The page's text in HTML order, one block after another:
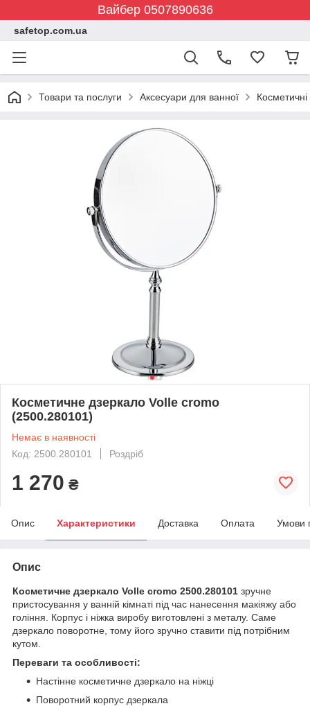
Вайбер 0507890636
safetop.com.ua
Товари та послуги Аксесуари для ванної
Косметичне дзеркало Volle cromo
(2500.280101)
Немає в наявності
Код: 2500.280101
Роздріб
1 270 ₴
Опис Характеристики Доставка Оплата Умови
Опис
Косметичне дзеркало Volle cromo 2500.280101 зручне
пристосування у ванній кімнаті під час нанесення макіяжу або
гоління. Корпус і ніжка виробу виготовлені з металу. Саме
дзеркало поворотне, тому його зручно ставити під потрібним
кутом.
Переваги та особливості:
Настінне косметичне дзеркало на ніжці
Поворотний корпус дзеркала